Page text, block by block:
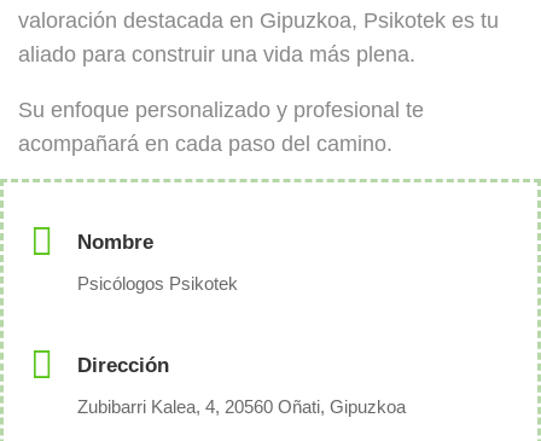
valoración destacada en Gipuzkoa, Psikotek es tu
aliado para construir una vida más plena.
Su enfoque personalizado y profesional te
acompañará en cada paso del camino.
Nombre
Psicólogos Psikotek
Dirección
Zubibarri Kalea, 4, 20560 Oñati, Gipuzkoa